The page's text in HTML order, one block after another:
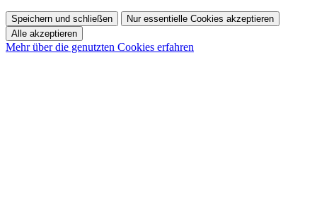
Speichern und schließen
Nur essentielle Cookies akzeptieren
Alle akzeptieren
Mehr über die genutzten Cookies erfahren